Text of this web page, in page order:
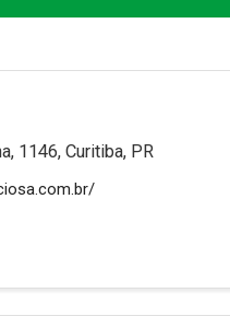
1146, Curitiba, PR